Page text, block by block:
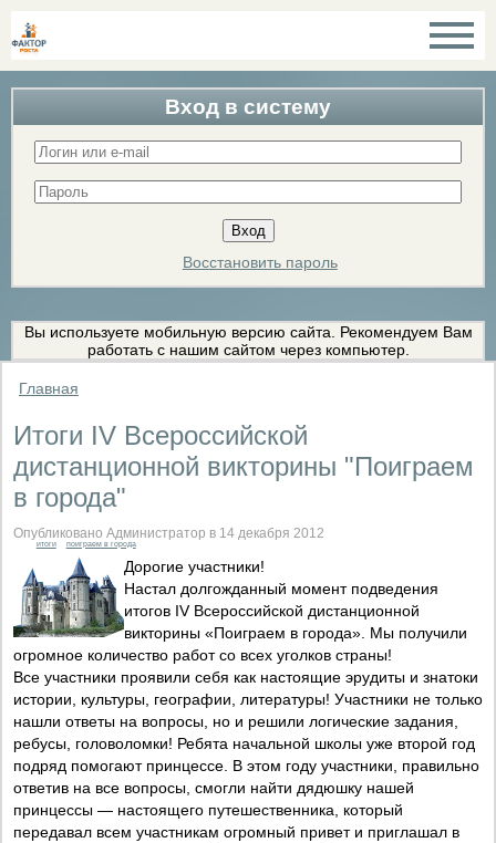
Вход в систему
Восстановить пароль
Вы используете мобильную версию сайта. Рекомендуем Вам
работать с нашим сайтом через компьютер.
Главная
Итоги IV Всероссийской
дистанционной викторины "Поиграем
в города"
Опубликовано Администратор в 14 декабря 2012
итоги поиграем в города
Дорогие участники!
Настал долгожданный момент подведения
итогов IV Всероссийской дистанционной
викторины «Поиграем в города». Мы получили
огромное количество работ со всех уголков страны!
Все участники проявили себя как настоящие эрудиты и знатоки
истории, культуры, географии, литературы! Участники не только
нашли ответы на вопросы, но и решили логические задания,
ребусы, головоломки! Ребята начальной школы уже второй год
подряд помогают принцессе. В этом году участники, правильно
ответив на все вопросы, смогли найти дядюшку нашей
принцессы — настоящего путешественника, который
передавал всем участникам огромный привет и приглашал в